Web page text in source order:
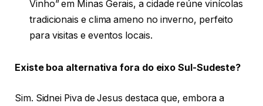
Vinho” em Minas Gerais, a cidade reúne vinícolas
tradicionais e clima ameno no inverno, perfeito
para visitas e eventos locais.
Existe boa alternativa fora do eixo Sul-Sudeste?
Sim. Sidnei Piva de Jesus destaca que, embora a